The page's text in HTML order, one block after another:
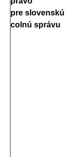
pre slovenskú
colnú správu